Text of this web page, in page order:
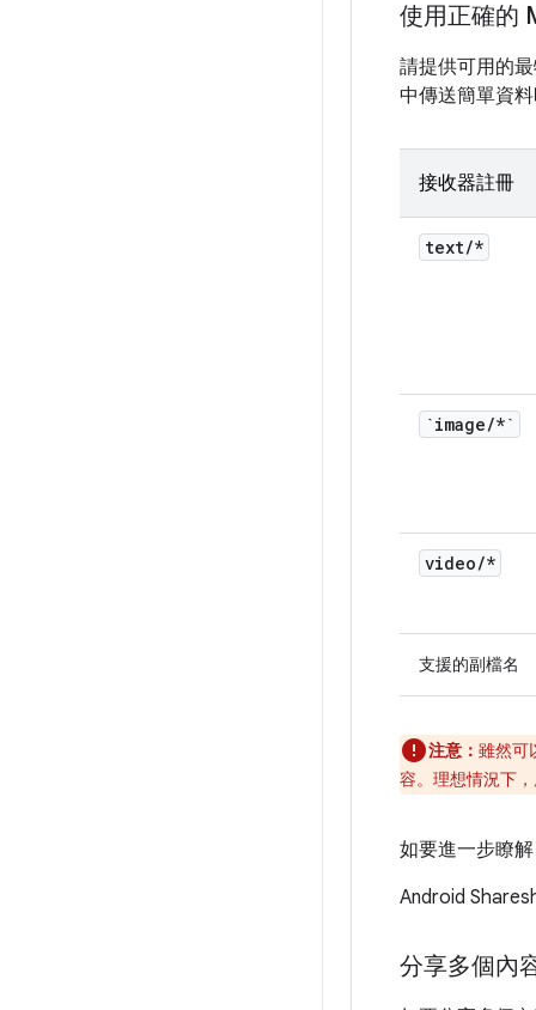
使用正確的
請提供可用的
中傳送簡單資
接收器註冊
text/*
`image/*`
video/*
支援的副檔名
注意： 雖然可
容。理想情況下
如要進一步瞭
Android
分享多個內